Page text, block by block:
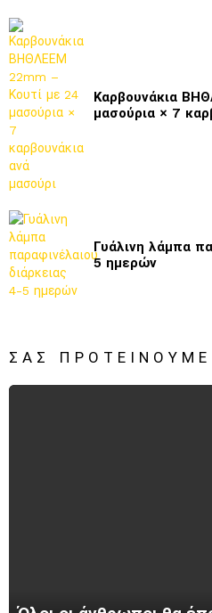
Καρβουνάκια
μασούρια × 7
Γυάλινη λάμπα
5 ημερών
ΣΑΣ ΠΡΟΤΕΊΝΟΥΜΕ